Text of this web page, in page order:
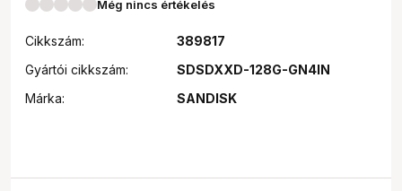
Még nincs értékelés
Cikkszám:
389817
Gyártói cikkszám:
SDSDXXD-128G-GN4IN
Márka:
SANDISK